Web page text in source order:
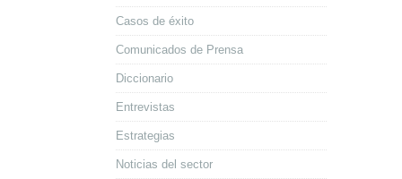
Casos de éxito
Comunicados de Prensa
Diccionario
Entrevistas
Estrategias
Noticias del sector